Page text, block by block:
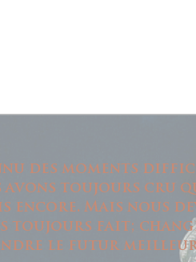
des moments
avons toujours cru
encore. Mais nous
toujours fait;
le futur meilleur